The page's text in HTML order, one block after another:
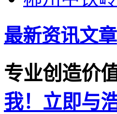
最新资讯文章
专业创造价
我！立即与